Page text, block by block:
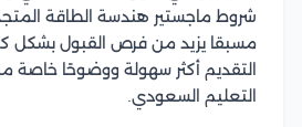
شروط ماجستير هندسة الطاقة
مسبقا يزيد من فرص القبول بشكل
التقديم أكثر سهولة ووضوحًا
التعليم السعودي.